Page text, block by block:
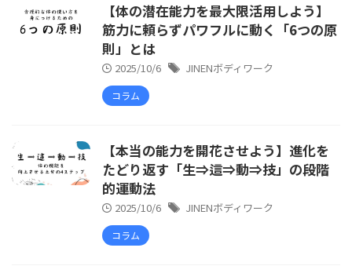
【体の潜在能力を最大限活用しよう】
筋力に頼らずパワフルに動く「6つの原
則」とは
2025/10/6 JINENボディワーク
コラム
【本当の能力を開花させよう】進化を
たどり返す「生⇒這⇒動⇒技」の段階
的運動法
2025/10/6 JINENボディワーク
コラム